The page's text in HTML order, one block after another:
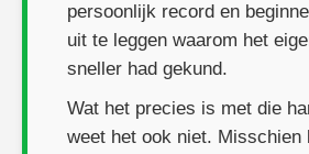
persoonlijk record en
uit te leggen waarom het
sneller had gekund.
Wat het precies is met die
weet het ook niet. Misschien